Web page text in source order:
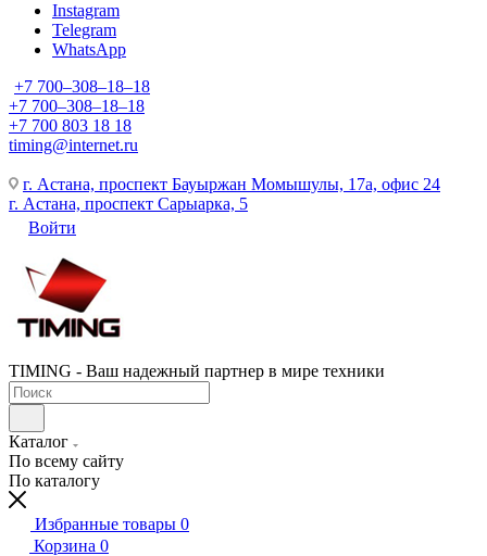
Instagram
Telegram
WhatsApp
+7 700‒308‒18‒18
+7 700‒308‒18‒18
+7 700 803 18 18
timing@internet.ru
г. Астана, проспект Бауыржан Момышулы, 17а, офис 24
г. Астана, проспект Сарыарка, 5
Войти
TIMING - Ваш надежный партнер в мире техники
Каталог
По всему сайту
По каталогу
Избранные товары 0
Корзина 0